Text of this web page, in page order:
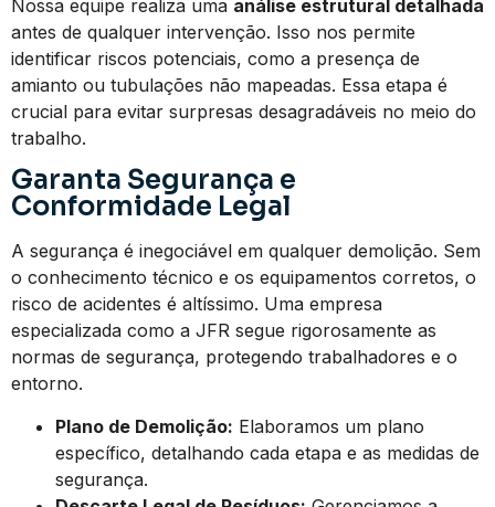
Nossa equipe realiza uma análise estrutural detalhada
antes de qualquer intervenção. Isso nos permite
identificar riscos potenciais, como a presença de
amianto ou tubulações não mapeadas. Essa etapa é
crucial para evitar surpresas desagradáveis no meio do
trabalho.
Garanta Segurança e
Conformidade Legal
A segurança é inegociável em qualquer demolição. Sem
o conhecimento técnico e os equipamentos corretos, o
risco de acidentes é altíssimo. Uma empresa
especializada como a JFR segue rigorosamente as
normas de segurança, protegendo trabalhadores e o
entorno.
Plano de Demolição: Elaboramos um plano
específico, detalhando cada etapa e as medidas de
segurança.